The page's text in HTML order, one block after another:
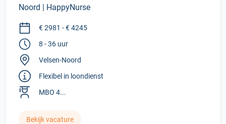
Noord | HappyNurse
€ 2981 - € 4245
8 - 36 uur
Velsen-Noord
Flexibel in loondienst
MBO 4...
Bekijk vacature